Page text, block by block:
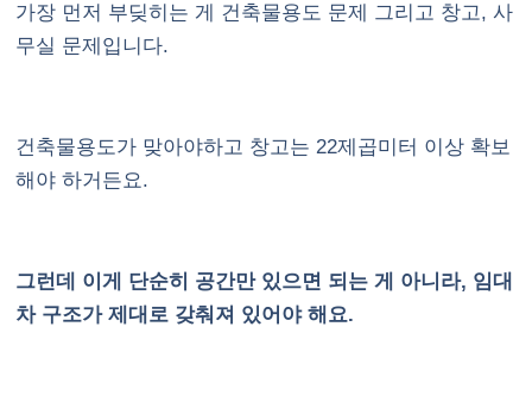
가장 먼저 부딪히는 게 건축물용도 문제 그리고 창고, 사
무실 문제입니다.
건축물용도가 맞아야하고 창고는 22제곱미터 이상 확보
해야 하거든요.
그런데 이게 단순히 공간만 있으면 되는 게 아니라, 임대
차 구조가 제대로 갖춰져 있어야 해요.